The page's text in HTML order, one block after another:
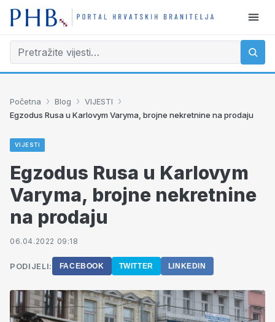
Početna › Blog › VIJESTI ›
Egzodus Rusa u Karlovym Varyma, brojne nekretnine na prodaju
VIJESTI
Egzodus Rusa u Karlovym
Varyma, brojne nekretnine
na prodaju
06.04.2022 09:18
PODIJELI: FACEBOOK TWITTER LINKEDIN